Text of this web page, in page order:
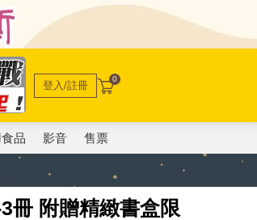
登入/註冊 0
品 影音 售票
冊 附贈精緻書盒限